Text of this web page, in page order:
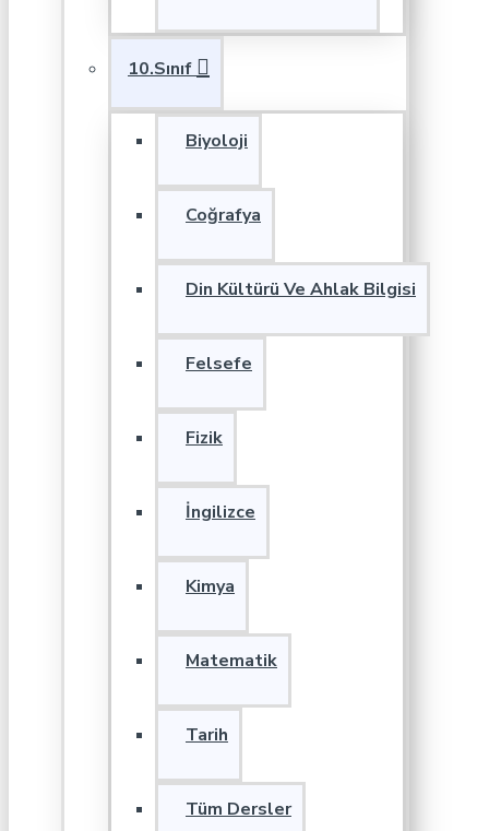
10.Sınıf
Biyoloji
Coğrafya
Din Kültürü Ve Ahlak Bilgisi
Felsefe
Fizik
İngilizce
Kimya
Matematik
Tarih
Tüm Dersler